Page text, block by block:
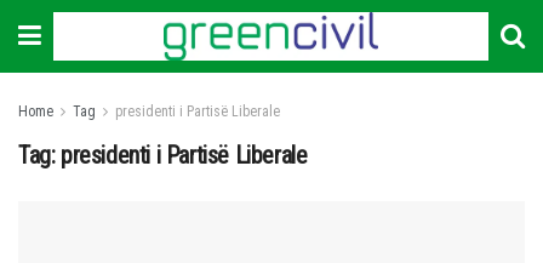
Home Tag presidenti i Partisë Liberale
Tag: presidenti i Partisë Liberale